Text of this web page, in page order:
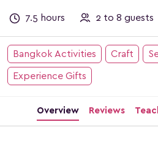
7.5 hours 2 to 8
Bangkok Activities Craft
Experience Gifts
Overview Reviews